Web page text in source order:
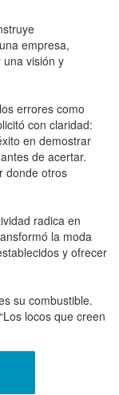
empresa,
visión y
errores como
con claridad:
en demostrar
de acertar.
donde otros
radica en
la moda
y ofrecer
su combustible.
locos que creen